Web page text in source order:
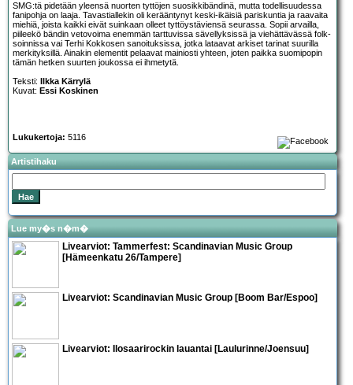
SMG:tä pidetään yleensä nuorten tyttöjen suosikkibändinä, mutta todellisuudessa
fanipohja on laaja. Tavastiallekin oli kerääntynyt keski-ikäisiä pariskuntia ja raavaita
miehiä, joista kaikki eivät suinkaan olleet tyttöystäviensä seurassa. Sopii arvailla,
piileekö bändin vetovoima enemmän tarttuvissa sävellyksissä ja viehättävässä folk-
soinnissa vai Terhi Kokkosen sanoituksissa, jotka lataavat arkiset tarinat suurilla
merkityksillä. Ainakin elementit pelaavat mainiosti yhteen, joten paikka suomipopin
tämän hetken suurten joukossa ei ihmetytä.
Teksti:
Ilkka Kärrylä
Kuvat: Essi Koskinen
Lukukertoja: 5116
Artistihaku
Lue my�s n�m�
Livearviot: Tammerfest: Scandinavian Music Group
[Hämeenkatu 26/Tampere]
Livearviot: Scandinavian Music Group [Boom Bar/Espoo]
Livearviot: Ilosaarirockin lauantai [Laulurinne/Joensuu]